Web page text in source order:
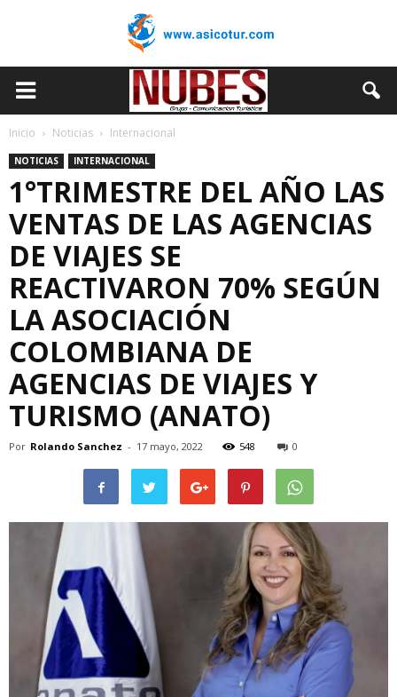
Inicio Noticias Internacional
NOTICIAS INTERNACIONAL
1°TRIMESTRE DEL AÑO LAS
VENTAS DE LAS AGENCIAS
DE VIAJES SE
REACTIVARON 70% SEGÚN
LA ASOCIACIÓN
COLOMBIANA DE
AGENCIAS DE VIAJES Y
TURISMO (ANATO)
Por Rolando Sanchez - 17 mayo, 2022 548 0